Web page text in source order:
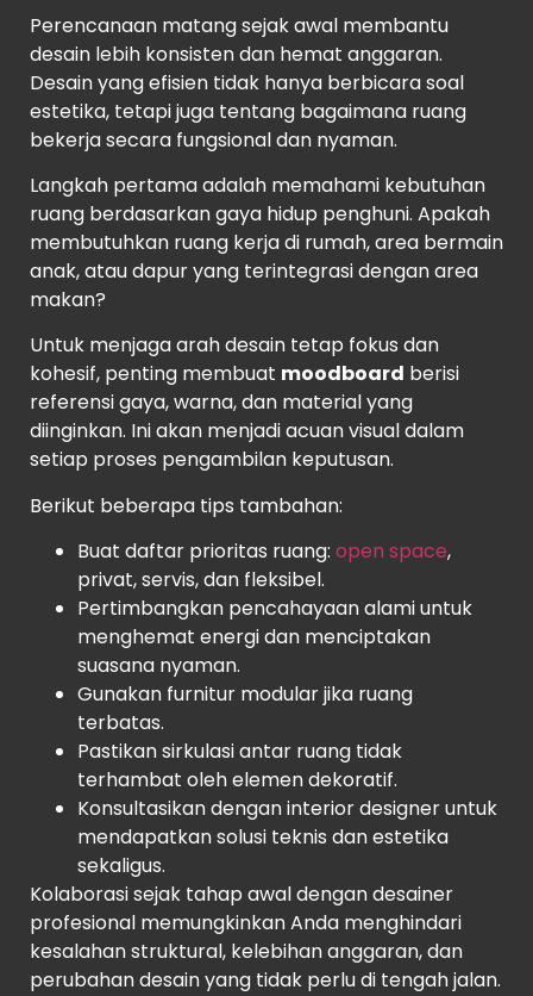
Perencanaan matang sejak awal membantu
desain lebih konsisten dan hemat anggaran.
Desain yang efisien tidak hanya berbicara soal
estetika, tetapi juga tentang bagaimana ruang
bekerja secara fungsional dan nyaman.
Langkah pertama adalah memahami kebutuhan
ruang berdasarkan gaya hidup penghuni. Apakah
membutuhkan ruang kerja di rumah, area bermain
anak, atau dapur yang terintegrasi dengan area
makan?
Untuk menjaga arah desain tetap fokus dan
kohesif, penting membuat moodboard berisi
referensi gaya, warna, dan material yang
diinginkan. Ini akan menjadi acuan visual dalam
setiap proses pengambilan keputusan.
Berikut beberapa tips tambahan:
Buat daftar prioritas ruang: open space,
privat, servis, dan fleksibel.
Pertimbangkan pencahayaan alami untuk
menghemat energi dan menciptakan
suasana nyaman.
Gunakan furnitur modular jika ruang
terbatas.
Pastikan sirkulasi antar ruang tidak
terhambat oleh elemen dekoratif.
Konsultasikan dengan interior designer untuk
mendapatkan solusi teknis dan estetika
sekaligus.
Kolaborasi sejak tahap awal dengan desainer
profesional memungkinkan Anda menghindari
kesalahan struktural, kelebihan anggaran, dan
perubahan desain yang tidak perlu di tengah jalan.